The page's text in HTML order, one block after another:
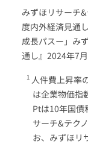
みずほリサーチ
度内外経済見通
成長パスー」み
通し』2024年7
人件費上昇率
は企業物価指
Ptは10年国債
サーチ&テク
お、みずほリ